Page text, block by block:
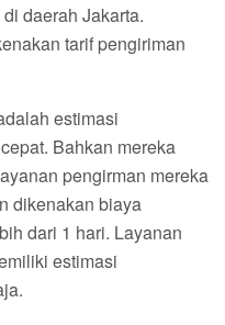
daerah Jakarta.
tarif pengiriman
estimasi
Bahkan mereka
pengirman mereka
dikenakan biaya
dari 1 hari. Layanan
estimasi